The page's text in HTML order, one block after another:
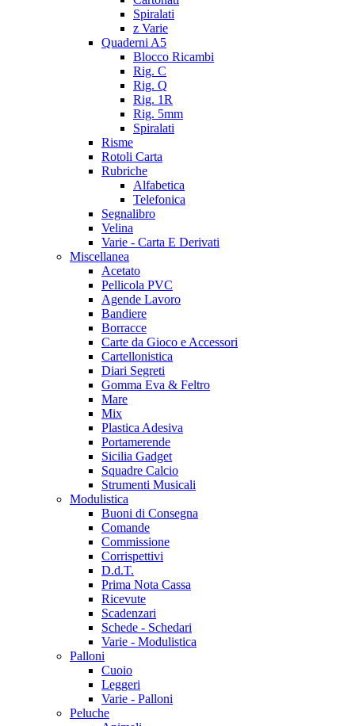
Spiralati
z Varie
Quaderni A5
Blocco Ricambi
Rig. C
Rig. Q
Rig. 1R
Rig. 5mm
Spiralati
Risme
Rotoli Carta
Rubriche
Alfabetica
Telefonica
Segnalibro
Velina
Varie - Carta E Derivati
Miscellanea
Acetato
Pellicola PVC
Agende Lavoro
Bandiere
Borracce
Carte da Gioco e Accessori
Cartellonistica
Diari Segreti
Gomma Eva & Feltro
Mare
Mix
Plastica Adesiva
Portamerende
Sicilia Gadget
Squadre Calcio
Strumenti Musicali
Modulistica
Buoni di Consegna
Comande
Commissione
Corrispettivi
D.d.T.
Prima Nota Cassa
Ricevute
Scadenzari
Schede - Schedari
Varie - Modulistica
Palloni
Cuoio
Leggeri
Varie - Palloni
Peluche